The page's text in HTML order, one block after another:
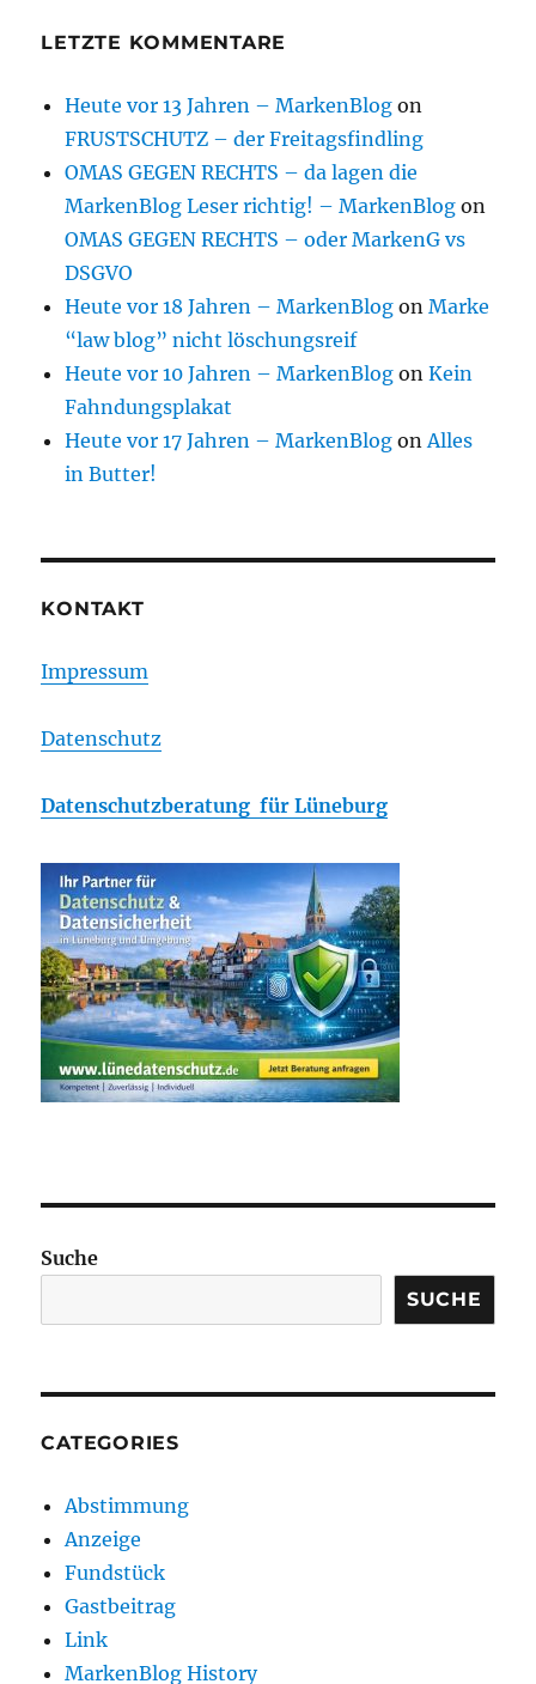
LETZTE KOMMENTARE
Heute vor 13 Jahren – MarkenBlog on
FRUSTSCHUTZ – der Freitagsfindling
OMAS GEGEN RECHTS – da lagen die
MarkenBlog Leser richtig! – MarkenBlog on
OMAS GEGEN RECHTS – oder MarkenG vs
DSGVO
Heute vor 18 Jahren – MarkenBlog onMarke
“law blog” nicht löschungsreif
Heute vor 10 Jahren – MarkenBlog onKein
Fahndungsplakat
Heute vor 17 Jahren – MarkenBlog onAlles
in Butter!
KONTAKT
Impressum
Datenschutz
Datenschutzberatung für Lüneburg
Suche
SUCHE
CATEGORIES
Abstimmung
Anzeige
Fundstück
Gastbeitrag
Link
MarkenBlog History